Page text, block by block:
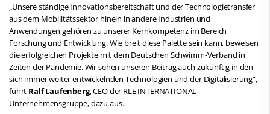
„Unsere ständige Innovationsbereitschaft und der Technologietransfer
aus dem Mobilitätssektor hinein in andere Industrien und
Anwendungen gehören zu unserer Kernkompetenz im Bereich
Forschung und Entwicklung. Wie breit diese Palette sein kann, beweisen
die erfolgreichen Projekte mit dem Deutschen Schwimm-Verband in
Zeiten der Pandemie. Wir sehen unseren Beitrag auch zukünftig in den
sich immer weiter entwickelnden Technologien und der Digitalisierung“,
führt Ralf Laufenberg, CEO der RLE INTERNATIONAL
Unternehmensgruppe, dazu aus.